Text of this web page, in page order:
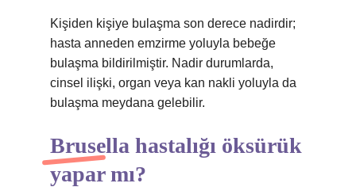
Kişiden kişiye bulaşma son derece nadirdir;
hasta anneden emzirme yoluyla bebeğe
bulaşma bildirilmiştir. Nadir durumlarda,
cinsel ilişki, organ veya kan nakli yoluyla da
bulaşma meydana gelebilir.
Brusella hastalığı öksürük
yapar mı?